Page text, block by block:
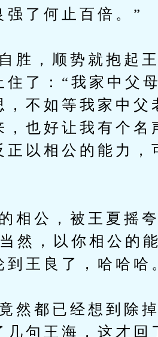
了何止百倍。”
，顺势就抱起
了：“我家中父
，不如等我家中父
也好让我有个名
以相公的能力，
公，被王夏摇
然，以你相公的
王良了，哈哈哈
都已经想到除
句王海，这才回